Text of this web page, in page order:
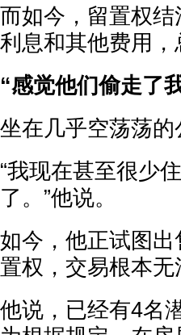
而如今，留置权
利息和其他费用
“感觉他们偷走了
坐在几乎空荡荡
“我现在甚至很少
了。”他说。
如今，他正试图
置权，交易根本无
他说，已经有4名